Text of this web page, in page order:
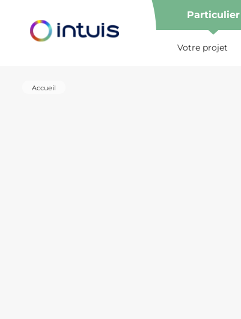
Particulier
Votre projet
menu
Accueil